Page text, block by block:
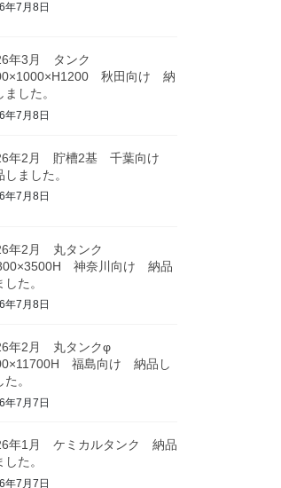
年7月8日
年3月 タンク
秋田向け 納
ました。
年7月8日
年2月 貯槽2基 千葉向け
しました。
年7月8日
年2月 丸タンク
神奈川向け 納品
した。
年7月8日
年2月 丸タンクφ
福島向け 納品し
た。
年7月7日
年1月 ケミカルタンク 納品
した。
年7月7日